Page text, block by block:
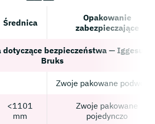
Średnica
Opakowanie
zabezpieczające
bezpieczeństwa — Iggesund
Bruks
Zwoje pakowane
<1101
mm
Zwoje pakowane
pojedynczo